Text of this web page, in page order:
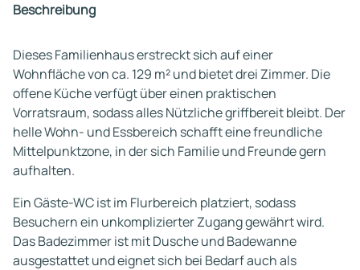
Beschreibung
Dieses Familienhaus erstreckt sich auf einer
Wohnfläche von ca. 129 m² und bietet drei Zimmer. Die
offene Küche verfügt über einen praktischen
Vorratsraum, sodass alles Nützliche griffbereit bleibt. Der
helle Wohn- und Essbereich schafft eine freundliche
Mittelpunktzone, in der sich Familie und Freunde gern
aufhalten.
Ein Gäste-WC ist im Flurbereich platziert, sodass
Besuchern ein unkomplizierter Zugang gewährt wird.
Das Badezimmer ist mit Dusche und Badewanne
ausgestattet und eignet sich bei Bedarf auch als